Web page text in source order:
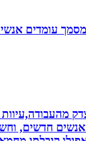
עומדים
חדשים,